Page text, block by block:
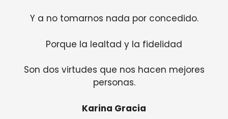
Y a no tomarnos nada por concedido.
Porque la lealtad y la fidelidad
Son dos virtudes que nos hacen mejores
personas.
Karina Gracia